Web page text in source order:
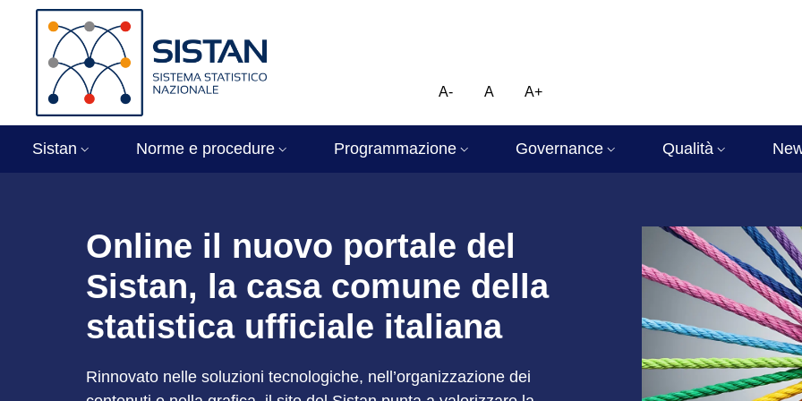
al contenuto principale
to footer content
Immagine
A- A A+
Sistan Norme e procedure Programmazione Governance Qualità
Online il nuovo portale del
Sistan, la casa comune della
statistica ufficiale italiana
Rinnovato nelle soluzioni tecnologiche, nell’organizzazione dei